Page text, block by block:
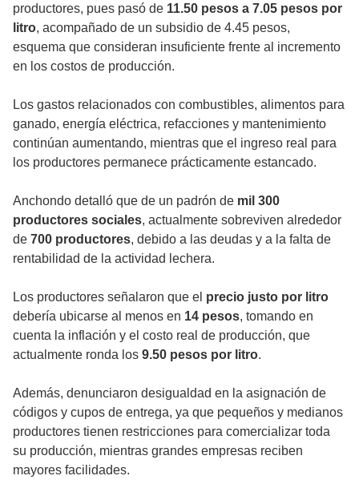
productores, pues pasó de 11.50 pesos a 7.05 pesos por
litro, acompañado de un subsidio de 4.45 pesos,
esquema que consideran insuficiente frente al incremento
en los costos de producción.
Los gastos relacionados con combustibles, alimentos para
ganado, energía eléctrica, refacciones y mantenimiento
continúan aumentando, mientras que el ingreso real para
los productores permanece prácticamente estancado.
Anchondo detalló que de un padrón de mil 300
productores sociales, actualmente sobreviven alrededor
de 700 productores, debido a las deudas y a la falta de
rentabilidad de la actividad lechera.
Los productores señalaron que el precio justo por litro
debería ubicarse al menos en 14 pesos, tomando en
cuenta la inflación y el costo real de producción, que
actualmente ronda los 9.50 pesos por litro.
Además, denunciaron desigualdad en la asignación de
códigos y cupos de entrega, ya que pequeños y medianos
productores tienen restricciones para comercializar toda
su producción, mientras grandes empresas reciben
mayores facilidades.